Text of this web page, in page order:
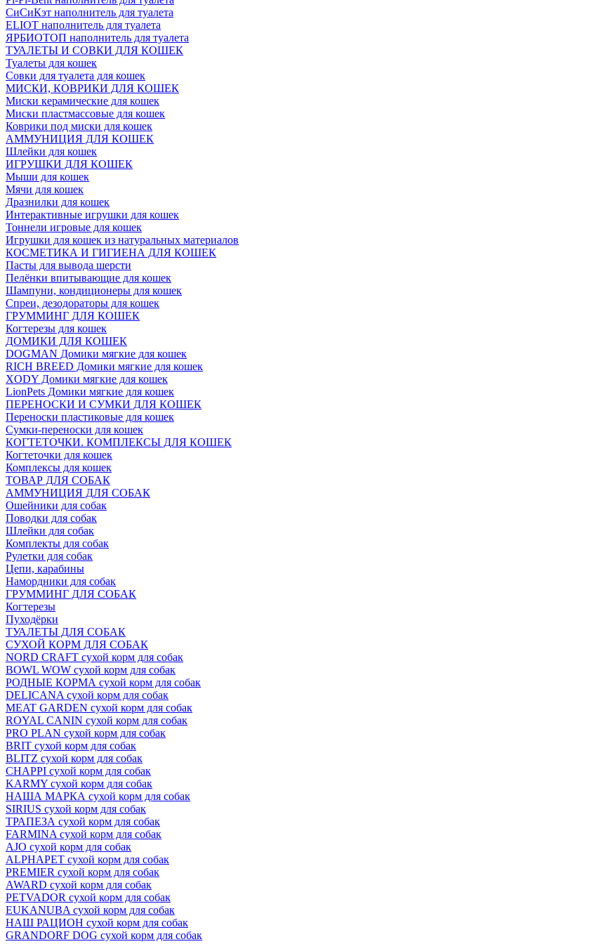
СиСиКэт наполнитель для туалета
ELIOT наполнитель для туалета
ЯРБИОТОП наполнитель для туалета
ТУАЛЕТЫ И СОВКИ ДЛЯ КОШЕК
Туалеты для кошек
Совки для туалета для кошек
МИСКИ, КОВРИКИ ДЛЯ КОШЕК
Миски керамические для кошек
Миски пластмассовые для кошек
Коврики под миски для кошек
АММУНИЦИЯ ДЛЯ КОШЕК
Шлейки для кошек
ИГРУШКИ ДЛЯ КОШЕК
Мыши для кошек
Мячи для кошек
Дразнилки для кошек
Интерактивные игрушки для кошек
Тоннели игровые для кошек
Игрушки для кошек из натуральных материалов
КОСМЕТИКА И ГИГИЕНА ДЛЯ КОШЕК
Пасты для вывода шерсти
Пелёнки впитывающие для кошек
Шампуни, кондиционеры для кошек
Спреи, дезодораторы для кошек
ГРУММИНГ ДЛЯ КОШЕК
Когтерезы для кошек
ДОМИКИ ДЛЯ КОШЕК
DOGMAN Домики мягкие для кошек
RICH BREED Домики мягкие для кошек
XODY Домики мягкие для кошек
LionPets Домики мягкие для кошек
ПЕРЕНОСКИ И СУМКИ ДЛЯ КОШЕК
Переноски пластиковые для кошек
Сумки-переноски для кошек
КОГТЕТОЧКИ. КОМПЛЕКСЫ ДЛЯ КОШЕК
Когтеточки для кошек
Комплексы для кошек
ТОВАР ДЛЯ СОБАК
АММУНИЦИЯ ДЛЯ СОБАК
Ошейники для собак
Поводки для собак
Шлейки для собак
Комплекты для собак
Рулетки для собак
Цепи, карабины
Намордники для собак
ГРУММИНГ ДЛЯ СОБАК
Когтерезы
Пуходёрки
ТУАЛЕТЫ ДЛЯ СОБАК
СУХОЙ КОРМ ДЛЯ СОБАК
NORD CRAFT сухой корм для собак
BOWL WOW сухой корм для собак
РОДНЫЕ КОРМА сухой корм для собак
DELICANA сухой корм для собак
MEAT GARDEN сухой корм для собак
ROYAL CANIN сухой корм для собак
PRO PLAN сухой корм для собак
BRIT сухой корм для собак
BLITZ сухой корм для собак
CHAPPI сухой корм для собак
KARMY сухой корм для собак
НАША МАРКА сухой корм для собак
SIRIUS сухой корм для собак
ТРАПЕЗА сухой корм для собак
FARMINA сухой корм для собак
AJO сухой корм для собак
ALPHAPET сухой корм для собак
PREMIER сухой корм для собак
AWARD сухой корм для собак
PETVADOR сухой корм для собак
EUKANUBA сухой корм для собак
НАШ РАЦИОН сухой корм для собак
GRANDORF DOG сухой корм для собак